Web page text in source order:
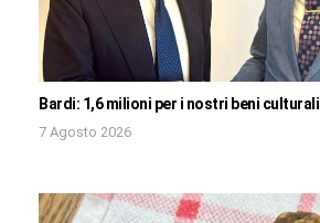
Bardi: 1,6 milioni per i nostri beni culturali
7 Agosto 2026